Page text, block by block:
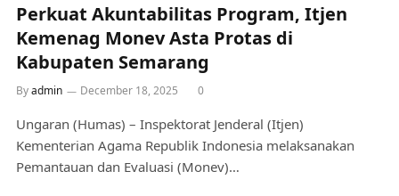
Perkuat Akuntabilitas Program, Itjen
Kemenag Monev Asta Protas di
Kabupaten Semarang
Byadmin December 18, 2025 0
Ungaran (Humas) – Inspektorat Jenderal (Itjen)
Kementerian Agama Republik Indonesia melaksanakan
Pemantauan dan Evaluasi (Monev)…